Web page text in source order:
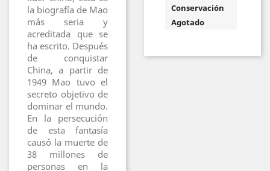
la biografía de Mao
más seria y
acreditada que se
ha escrito. Después
de conquistar
China, a partir de
1949 Mao tuvo el
secreto objetivo de
dominar el mundo.
En la persecución
de esta fantasía
causó la muerte de
38 millones de
personas en la
Conservación
Agotado